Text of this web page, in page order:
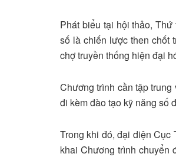
Phát biểu tại hội thảo,
số là chiến lược then chốt
chợ truyền thống hiện đại
Chương trình cần tập
đi kèm đào tạo kỹ năng số
Trong khi đó, đại diện
khai Chương trình chuyển